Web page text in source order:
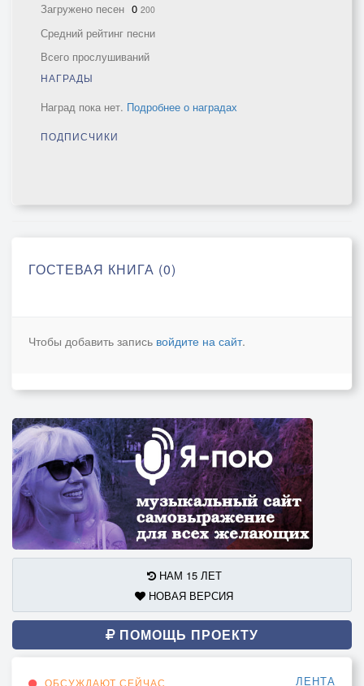
Загружено песен 0 200
Средний рейтинг песни
Всего прослушиваний
НАГРАДЫ
Наград пока нет. Подробнее о наградах
ПОДПИСЧИКИ
ГОСТЕВАЯ КНИГА (0)
Чтобы добавить запись войдите на сайт.
НАМ 15 ЛЕТ
НОВАЯ ВЕРСИЯ
ПОМОЩЬ ПРОЕКТУ
ОБСУЖДАЮТ СЕЙЧАС ЛЕНТА